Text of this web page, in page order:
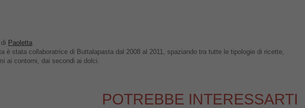
Paoletta
è stata collaboratrice di Buttalapasta dal 2008 al 2011, spaziando tra tutte le tipologie di ricette,
ai contorni, dai secondi ai dolci.
POTREBBE INTERESSARTI